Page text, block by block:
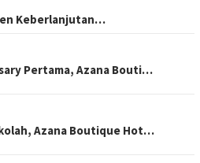
Keberlanjutan…
Pertama, Azana Bouti…
Azana Boutique Hot…